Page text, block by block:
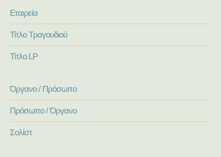
Εταιρεία
Τίτλο Τραγουδιού
Τίτλο LP
Όργανο / Πρόσωπο
Πρόσωπο / Όργανο
Σολίστ